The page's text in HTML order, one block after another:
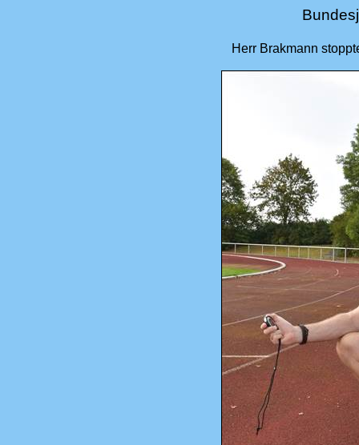
Herr Brakmann